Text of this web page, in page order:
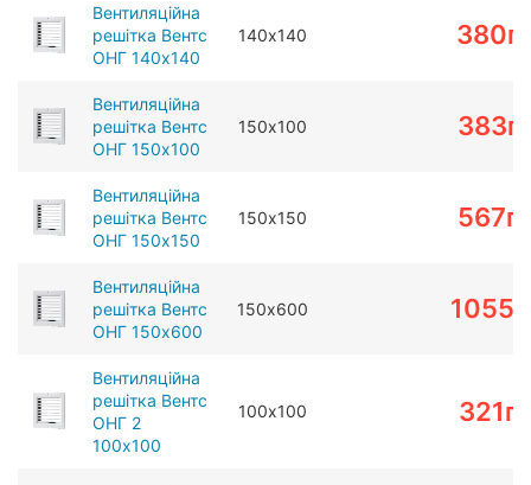
Вентиляційна
решітка Вентс
ОНГ 140х140
140х140 380
Вентиляційна
решітка Вентс
ОНГ 150х100
150х100 383
Вентиляційна
решітка Вентс
ОНГ 150х150
150х150 567
Вентиляційна
решітка Вентс
ОНГ 150х600
150х600 1055
Вентиляційна
решітка Вентс
ОНГ 2
100х100
100х100 321